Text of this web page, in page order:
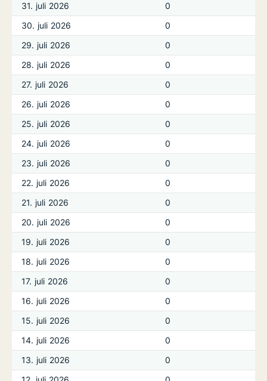
31. juli 2026
0
30. juli 2026
0
29. juli 2026
0
28. juli 2026
0
27. juli 2026
0
26. juli 2026
0
25. juli 2026
0
24. juli 2026
0
23. juli 2026
0
22. juli 2026
0
21. juli 2026
0
20. juli 2026
0
19. juli 2026
0
18. juli 2026
0
17. juli 2026
0
16. juli 2026
0
15. juli 2026
0
14. juli 2026
0
13. juli 2026
0